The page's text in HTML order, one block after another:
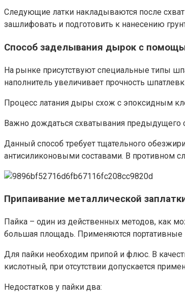
Следующие латки накладываются после
зашлифовать и подготовить к нанесению
Способ заделывания дырок с
На рынке присутствуют специальные типы
наполнитель увеличивает прочность
Процесс латания дыры схож с эпоксидным
Важно дождаться схватывания предыдущего
Данный способ требует тщательного
антисиликоновыми составами. В противном
Припаивание металлической
Пайка – один из действенных методов, как
большая площадь. Применяются портативные
Для пайки необходим припой и флюс. В
кислотный, при отсутствии допускается
Недостатков у пайки два: